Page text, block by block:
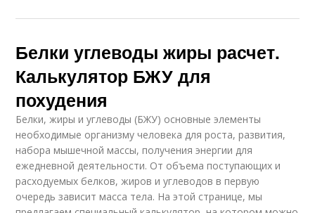
Белки углеводы жиры расчет.
Калькулятор БЖУ для
похудения
Белки, жиры и углеводы (БЖУ) основные элементы
необходимые организму человека для роста, развития,
набора мышечной массы, получения энергии для
ежедневной деятельности. От объема поступающих и
расходуемых белков, жиров и углеводов в первую
очередь зависит масса тела. На этой странице, мы